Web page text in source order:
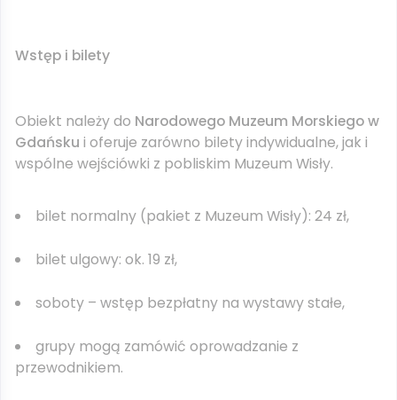
Wstęp i bilety
Obiekt należy do Narodowego Muzeum Morskiego w
Gdańsku i oferuje zarówno bilety indywidualne, jak i
wspólne wejściówki z pobliskim Muzeum Wisły.
bilet normalny (pakiet z Muzeum Wisły): 24 zł,
bilet ulgowy: ok. 19 zł,
soboty – wstęp bezpłatny na wystawy stałe,
grupy mogą zamówić oprowadzanie z
przewodnikiem.